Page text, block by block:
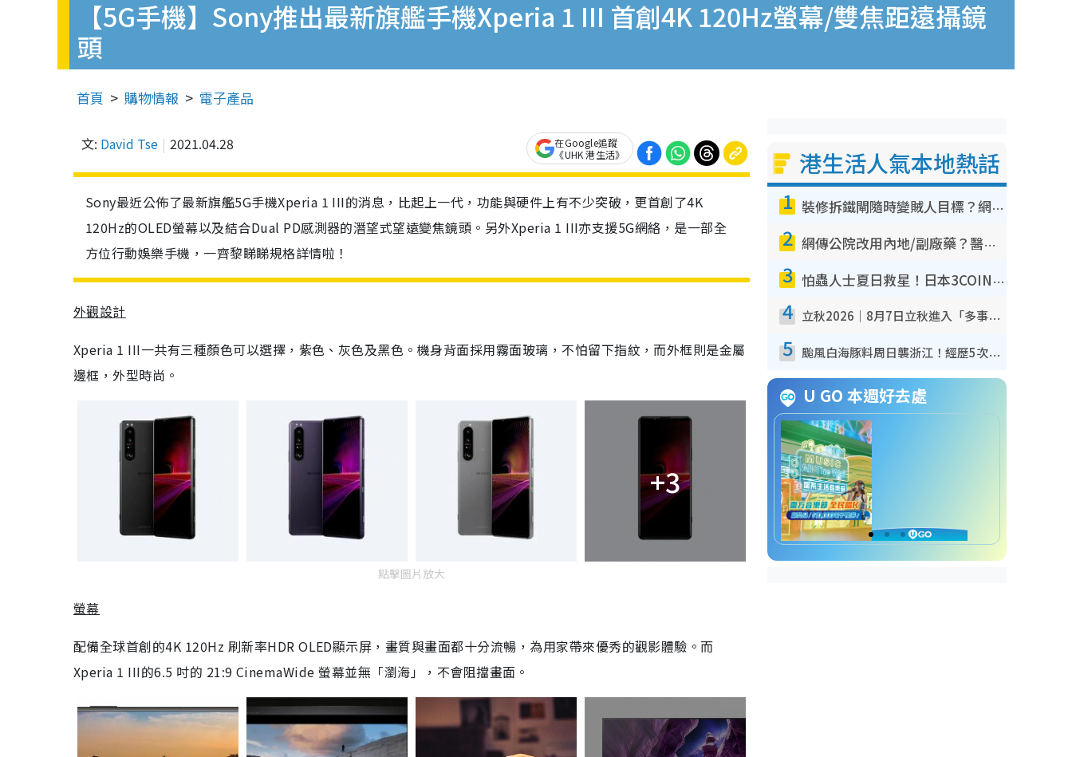
【5G手機】Sony推出最新旗艦手機Xperia 1 III 首創4K 120Hz螢幕/雙焦距遠攝鏡
頭
首頁 購物情報 電子產品
文: David Tse 2021.04.28
在Google追蹤
《UHK 港生活》
Sony最近公佈了最新旗艦5G手機Xperia 1 III的消息，比起上一代，功能與硬件上有不少突破，更首創了4K
120Hz的OLED螢幕以及結合Dual PD感測器的潛望式望遠變焦鏡頭。另外Xperia 1 III亦支援5G網絡，是一部全
方位行動娛樂手機，一齊黎睇睇規格詳情啦！
外觀設計
Xperia 1 III一共有三種顏色可以選擇，紫色、灰色及黑色。機身背面採用霧面玻璃，不怕留下指紋，而外框則是金屬
邊框，外型時尚。
+3
點擊圖片放大
螢幕
配備全球首創的4K 120Hz 刷新率HDR OLED顯示屏，畫質與畫面都十分流暢，為用家帶來優秀的觀影體驗。而
Xperia 1 III的6.5 吋的 21:9 CinemaWide 螢幕並無「瀏海」，不會阻擋畫面。
港生活人氣本地熱話
1 裝修拆鐵閘隨時變賊人目標？網民揭2大關鍵用途：裝新式等於白裝？附新舊鐵閘分別
2 網傳公院改用內地/副廠藥？醫生拆解正副廠分別 揭4類人換藥隨時出事
3 怕蟲人士夏日救星！日本3COINS爆紅驅蟲神器$45起 1招「全程免觸碰」輕鬆搞定小強
4 立秋2026｜8月7日立秋進入「多事之秋」 3件事唔做得！專家教6招開運 清枱頭／銀包納氣接好運
5 颱風白海豚料周日襲浙江！經歷5次「眼牆置換」極罕見 成登陸內地最長途颱風
U GO 本週好去處